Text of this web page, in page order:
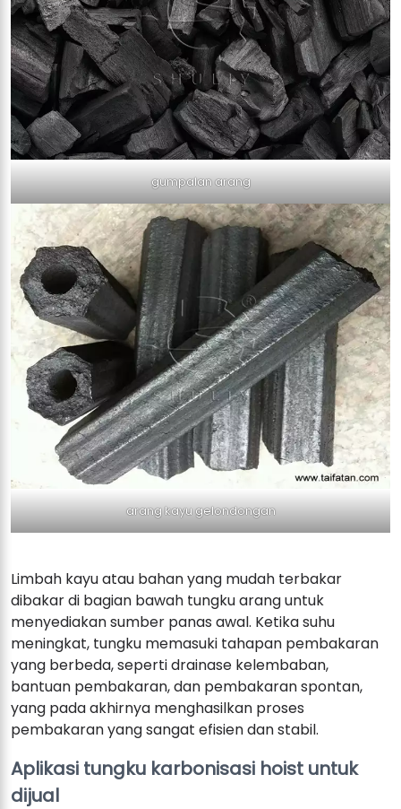
gumpalan arang
arang kayu gelondongan
Limbah kayu atau bahan yang mudah terbakar
dibakar di bagian bawah tungku arang untuk
menyediakan sumber panas awal. Ketika suhu
meningkat, tungku memasuki tahapan pembakaran
yang berbeda, seperti drainase kelembaban,
bantuan pembakaran, dan pembakaran spontan,
yang pada akhirnya menghasilkan proses
pembakaran yang sangat efisien dan stabil.
Aplikasi tungku karbonisasi hoist untuk
dijual